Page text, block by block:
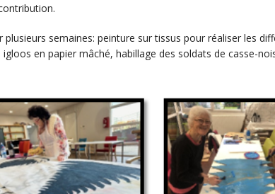
semaines: peinture sur tissus pour réaliser les
en papier mâché, habillage des soldats de casse-